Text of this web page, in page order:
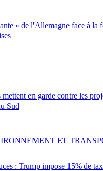
» de l'Allemagne face à la
en garde contre les
Sud
: Trump impose 15% de
ET